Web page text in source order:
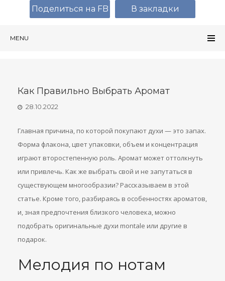
MENU
Как Правильно Выбрать Аромат
28.10.2022
Главная причина, по которой покупают духи — это запах.
Форма флакона, цвет упаковки, объем и концентрация
играют второстепенную роль. Аромат может оттолкнуть
или привлечь. Как же выбрать свой и не запутаться в
существующем многообразии? Рассказываем в этой
статье. Кроме того, разбираясь в особенностях ароматов,
и, зная предпочтения близкого человека, можно
подобрать оригинальные духи montale или другие в
подарок.
Мелодия по нотам
Поделиться на FB В закладки